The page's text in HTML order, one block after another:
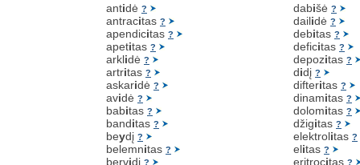
antidė ?
antracitas ?
apendicitas ?
apetitas ?
arklidė ?
artritas ?
askaridė ?
avidė ?
babitas ?
banditas ?
beydį ?
belemnitas ?
bervidį ?
dabišė ?
dailidė ?
debitas ?
deficitas ?
depozitas ?
didį ?
difteritas ?
dinamitas ?
dolomitas ?
džigitas ?
elektrolitas ?
elitas ?
eritrocitas ?